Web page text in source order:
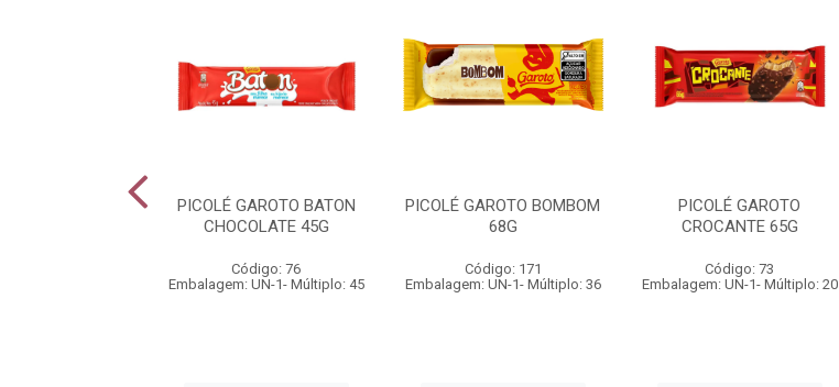
PICOLÉ GAROTO BATON
CHOCOLATE 45G
Código: 76
Embalagem: UN-1- Múltiplo: 45
PICOLÉ GAROTO BOMBOM
68G
Código: 171
Embalagem: UN-1- Múltiplo: 36
PICOLÉ GAROTO
CROCANTE 65G
Código: 73
Embalagem: UN-1- Múltiplo: 20